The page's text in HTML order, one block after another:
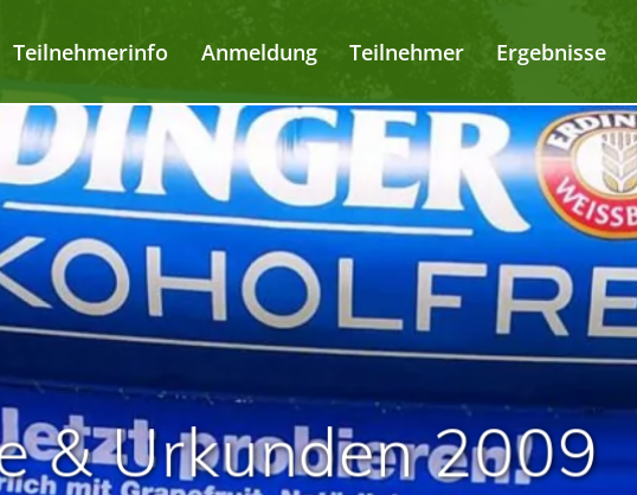
Teilnehmerinfo Anmeldung Teilnehmer Ergebnisse
& Urkunden 2009